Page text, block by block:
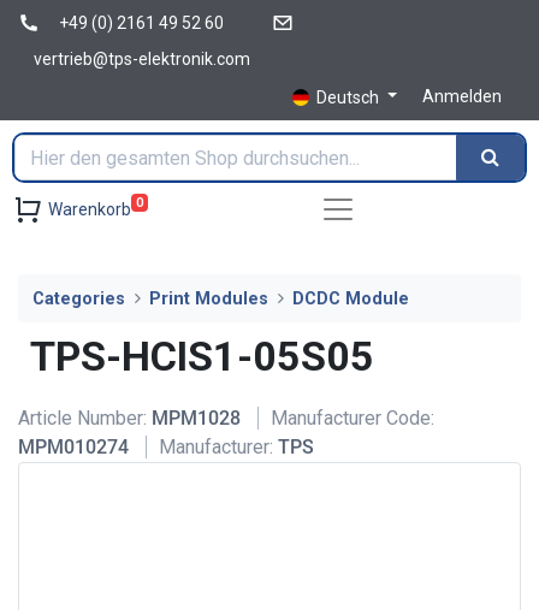
+49 (0) 2161 49 52 60
vertrieb@tps-elektronik.com
Deutsch
Anmelden
Warenkorb 0
Categories Print Modules DCDC Module
TPS-HCIS1-05S05
Article Number: MPM1028
Manufacturer Code:
MPM010274
Manufacturer: TPS